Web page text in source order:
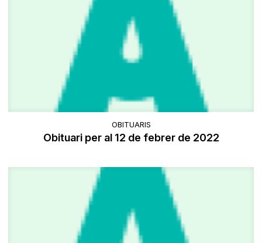
OBITUARIS
Obituari per al 12 de febrer de 2022